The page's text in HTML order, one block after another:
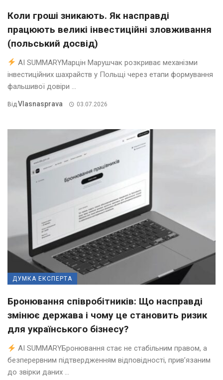
Коли гроші зникають. Як насправді
працюють великі інвестиційні зловживання
(польський досвід)
AI SUMMARYМарцін Марушчак розкриває механізми
інвестиційних шахрайств у Польщі через етапи формування
фальшивої довіри ...
ВідVlasnasprava 03.07.2026
ДУМКА ЕКСПЕРТА
Бронювання співробітників: Що насправді
змінює держава і чому це становить ризик
для українського бізнесу?
AI SUMMARYБронювання стає не стабільним правом, а
безперервним підтвердженням відповідності, прив’язаним
до звірки даних ...